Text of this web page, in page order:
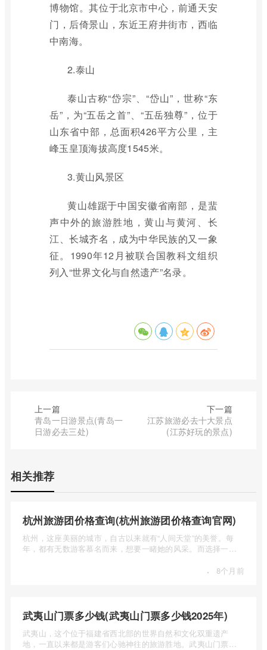
博物馆。其位于北京市中心，前通天安
门，后倚景山，东近王府井街市，西临
中南海。
2.泰山
泰山古称“岱宗”、“岱山”，世称“东
岳”，为“五岳之首”、“五岳独尊”，位于
山东省中部，总面积426平方公里，主
峰玉皇顶海拔高度1545米。
3.黄山风景区
黄山雄踞于中国安徽省南部，是蜚
声中外的旅游胜地，黄山与黄河、长
江、长城齐名，成为中华民族的又一象
征。1990年12月被联合国教科文组织
列入“世界文化与自然遗产”名录。
上一篇
青岛一日游景点(青岛一
日游必去三处)
下一篇
江苏旅游必去十大景点
(江苏好玩的景点)
相关推荐
杭州旅游团价格查询(杭州旅游团价格查询官网)
杭州，这座美丽的城市，自古以来就有“人间天堂”的美誉。每
年，都有无数游客慕名而来，想要一睹她的风采。而选择一个
· 8个月前
武夷山门票多少钱(武夷山门票多少钱2025年)
武夷山，这个位于福建省西北部的世界自然和文化双重遗产
地，一直以来都是游客们心驰神往的旅游胜地。武夷山门票多